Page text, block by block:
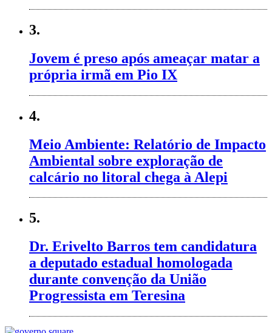
3.
Jovem é preso após ameaçar matar a
própria irmã em Pio IX
4.
Meio Ambiente: Relatório de Impacto
Ambiental sobre exploração de
calcário no litoral chega à Alepi
5.
Dr. Erivelto Barros tem candidatura
a deputado estadual homologada
durante convenção da União
Progressista em Teresina